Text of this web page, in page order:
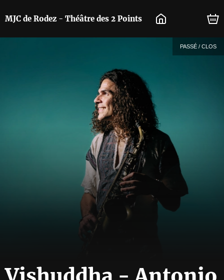
MJC de Rodez - Théâtre des 2 Points
PASSÉ / CLOS